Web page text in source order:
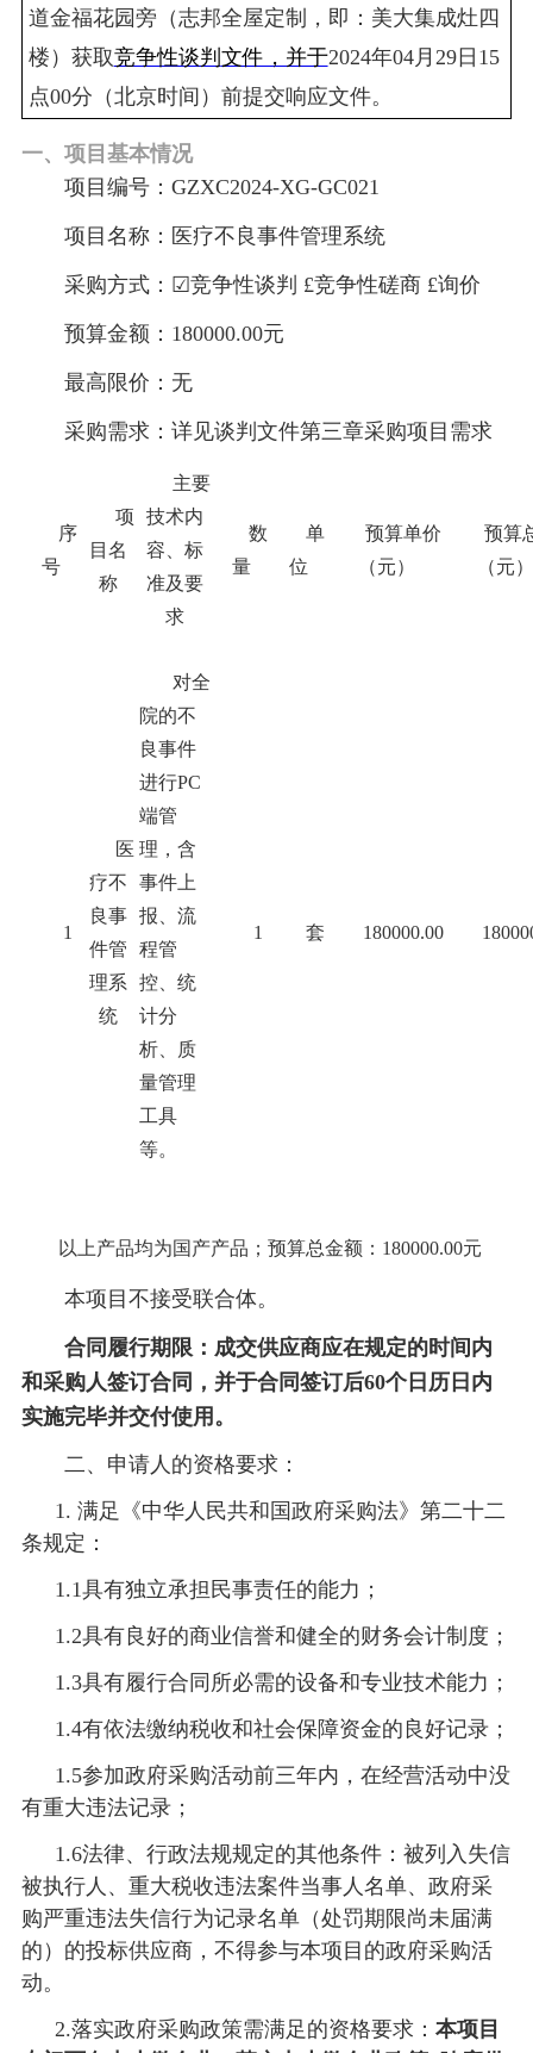
道金福花园旁（志邦全屋定制，即： 美大集成灶四
楼） 获取竞争性谈判 文件，并于2024年04月 29日15
点00分（北京时间）前提交响应文件。
一、项目基本情况
项目编号： GZXC2024-XG-GC021
项目 名称： 医疗不良事件管理系统
采购方式： ☑竞争性谈判 £竞争性磋商 £询价
预算金额： 180000.00元
最高限价：无
采购需求： 详见谈判文件第三章采购项目需求
序
号
项
目名
称
主要
技术内
容、标
准及要
求
数
量
单
位
预算单价
（元）
预算
（元）
1
医
疗不
良事
件管
理系
统
对全
院的不
良事件
进行PC
端管
理，含
事件上
报、流
程管
控、统
计分
析、质
量管理
工具
等。
1 套 180000.00
以上产品均为国产产品；预算总金额： 180000.00元
本项目不接受联合体。
合同履行期限： 成交供应商应在规定的时间内
和采购人签订合同，并于合同签订后60个日历日内
实施完毕并交付使用 。
二、 申请人的资格要求：
1. 满足《中华人民共和国政府采购法》第二十二
条规定：
1.1具有独立承担民事责任的能力；
1.2具有良好的商业信誉和健全的财务会计制度；
1.3具有履行合同所必需的设备和专业技术能力；
1.4有依法缴纳税收和社会保障资金的良好记录；
1.5参加政府采购活动前三年内，在经营活动中没
有重大违法记录；
1.6法律、行政法规规定的其他条件：被列入 失信
被执行人、重大税收违法案件当事人名单、政府采
购严重违法失信行为记录名单（处罚期限尚未届满
的）的投标供应商，不得参与本项目的政府采购活
动。
2.落实政府采购政策需满足的资格要求： 本项目